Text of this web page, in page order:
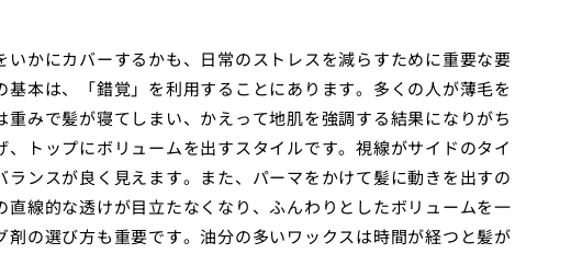
かにカバーするかも、日常のストレスを減らすために重要な要
本は、「錯覚」を利用することにあります。多くの人が薄毛を
みで髪が寝てしまい、かえって地肌を強調する結果になりがち
トップにボリュームを出すスタイルです。視線がサイドのタイ
ランスが良く見えます。また、パーマをかけて髪に動きを出すの
線的な透けが目立たなくなり、ふんわりとしたボリュームを一
の選び方も重要です。油分の多いワックスは時間が経つと髪が